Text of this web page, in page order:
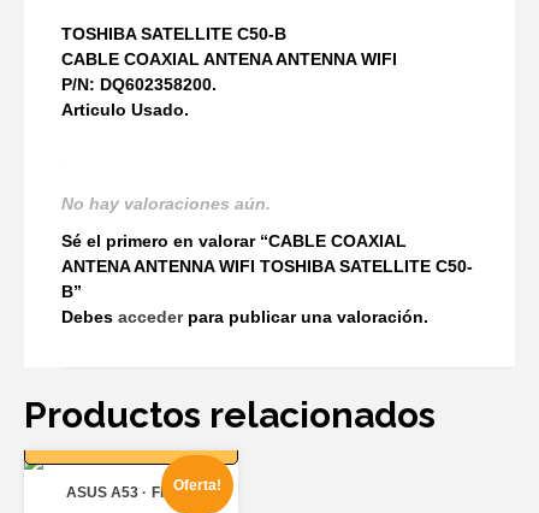
TOSHIBA SATELLITE C50-B
CABLE COAXIAL ANTENA ANTENNA WIFI
P/N: DQ602358200.
Articulo Usado.
No hay valoraciones aún.
Sé el primero en valorar “CABLE COAXIAL
ANTENA ANTENNA WIFI TOSHIBA SATELLITE C50-
B”
Debes accederpara publicar una valoración.
Productos relacionados
AÑADIR AL
Oferta!
ASUS A53 Flexos